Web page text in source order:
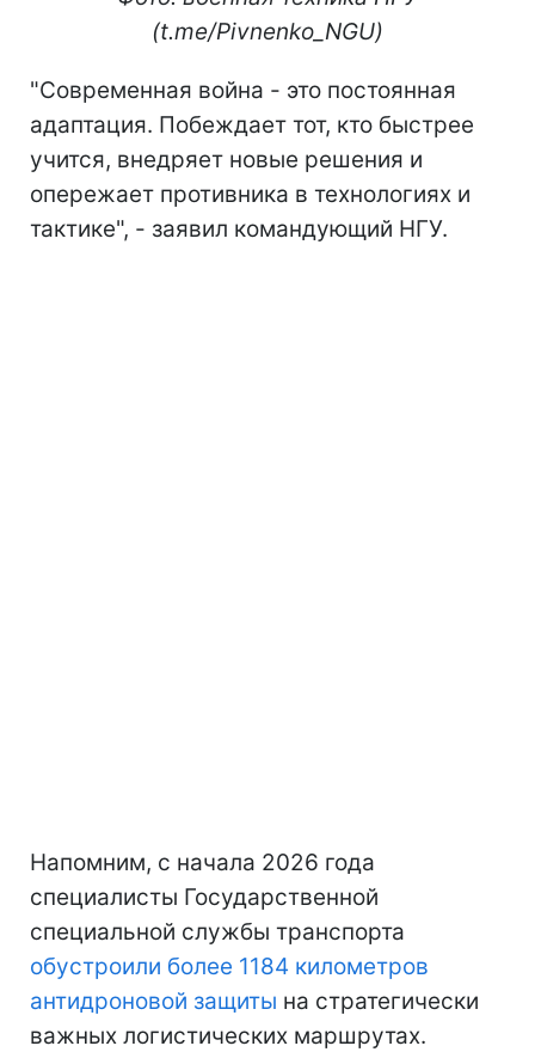
(t.me/Pivnenko_NGU)
"Современная война - это постоянная
адаптация. Побеждает тот, кто быстрее
учится, внедряет новые решения и
опережает противника в технологиях и
тактике", - заявил командующий НГУ.
Напомним, с начала 2026 года
специалисты Государственной
специальной службы транспорта
обустроили более 1184 километров
антидроновой защиты на стратегически
важных логистических маршрутах.